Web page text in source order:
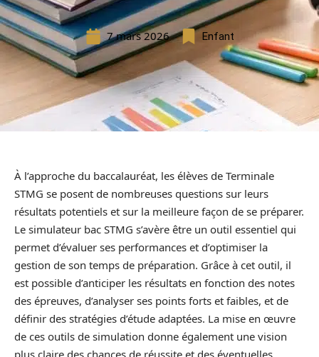
7 mars 2026 Enfant
À l’approche du baccalauréat, les élèves de Terminale
STMG se posent de nombreuses questions sur leurs
résultats potentiels et sur la meilleure façon de se préparer.
Le simulateur bac STMG s’avère être un outil essentiel qui
permet d’évaluer ses performances et d’optimiser la
gestion de son temps de préparation. Grâce à cet outil, il
est possible d’anticiper les résultats en fonction des notes
des épreuves, d’analyser ses points forts et faibles, et de
définir des stratégies d’étude adaptées. La mise en œuvre
de ces outils de simulation donne également une vision
plus claire des chances de réussite et des éventuelles